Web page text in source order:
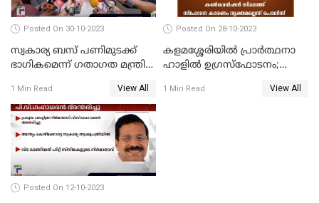
Posted On 30-10-2023
സ്വകാര്യ ബസ് പണിമുടക്ക്
ഭാഗികമെന്ന് ഗതാഗത മന്ത്രി
1 Min Read View All
Posted On 28-10-2023
കളമശ്ശേരിയിൽ പ്രാർത്ഥനാ
ഹാളിൽ ഉഗ്രസ്‌ഫോടനം;
പേരുടെ നില ഗുരുതരം
1 Min Read View All
Posted On 12-10-2023